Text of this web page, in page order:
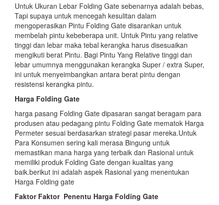
Untuk Ukuran Lebar Folding Gate sebenarnya adalah bebas,
Tapi supaya untuk mencegah kesulitan dalam
mengoperasikan Pintu Folding Gate disarankan untuk
membelah pintu kebeberapa unit. Untuk Pintu yang relative
tinggi dan lebar maka tebal kerangka harus disesuaikan
mengikuti berat Pintu. Bagi Pintu Yang Relative tinggi dan
lebar umumnya menggunakan kerangka Super / extra Super,
ini untuk menyeimbangkan antara berat pintu dengan
resistensi kerangka pintu.
Harga Folding Gate
harga pasang Folding Gate dipasaran sangat beragam para
produsen atau pedagang pintu Folding Gate mematok Harga
Permeter sesuai berdasarkan strategi pasar mereka.Untuk
Para Konsumen sering kali merasa Bingung untuk
memastikan mana harga yang terbaik dan Rasional untuk
memiliki produk Folding Gate dengan kualitas yang
baik.berikut ini adalah aspek Rasional yang menentukan
Harga Folding gate
Faktor Faktor Penentu Harga Folding Gate